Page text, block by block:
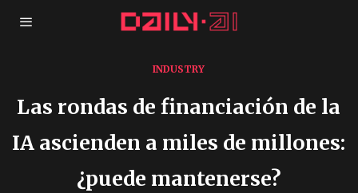
INDUSTRY
Las rondas de financiación de la
IA ascienden a miles de millones:
¿puede mantenerse?